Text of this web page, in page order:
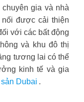
gia và nhà
được cải thiện
với các bất động
và khu đô thị
tương lai có thể
kinh tế và gia
Dubai .